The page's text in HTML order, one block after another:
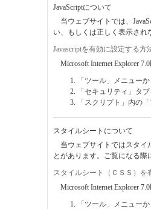
JavaScriptについて
当ウェブサイトでは、
い、もしくは正しく表示され
Javascriptを有効に設定する方
Microsoft Internet Explorer
「ツール」メニュー
「セキュリティ」タ
「スクリプト」内の
スタイルシートについて
当ウェブサイトではスタイ
とがあります。ご覧になる
スタイルシート（ＣＳＳ）を
Microsoft Internet Explorer
「ツール」メニュー